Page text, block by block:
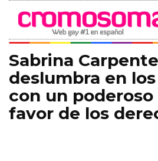
Sabrina
deslumbra en
con un poderoso
favor de los